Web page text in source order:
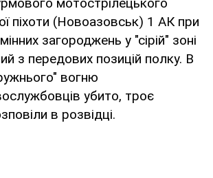
піхоти (Новоазовськ) 1 АК при
загороджень у "сірій" зоні
з передових позицій полку. В
вогню
убито, троє
в розвідці.